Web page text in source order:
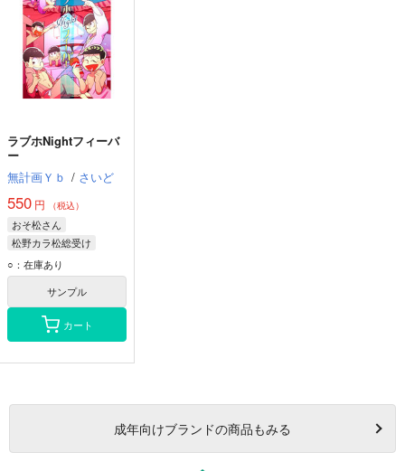
ラブホNightフィーバ
ー
無計画Ｙｂ / さいど
550 円 （税込）
おそ松さん
松野カラ松総受け
松野カラ松
松野おそ松
松野チョロ松
○：在庫あり
サンプル
カート
成年向けブランドの商品もみる